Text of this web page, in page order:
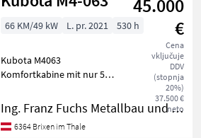
45.000
€
Cena
vključuje
DDV
(stopnja
20%)
37.500 €
neto
66 KM/49 kW L. pr. 2021 530 h
Kubota M4063
Komfortkabine mit nur 530
KUBOTA Dieselmotor • 4-
Zylinder, 16 Ventile •
Hubraum 3.331 cm³ •
Ing. Franz Fuchs Metallbau und Landtechnik GmbH & CoKG
6364 Brixen im Thale